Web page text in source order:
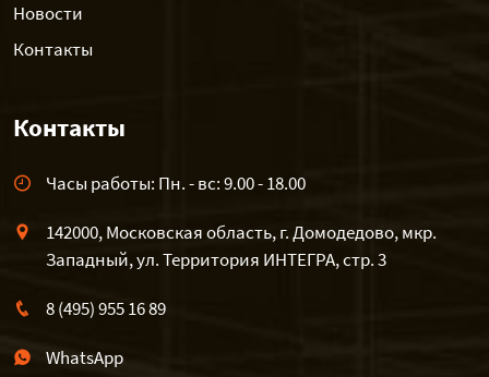
Новости
Контакты
Контакты
Часы работы: Пн. - вс: 9.00 - 18.00
142000, Московская область, г. Домодедово, мкр.
Западный, ул. Территория ИНТЕГРА, стр. 3
8 (495) 955 16 89
WhatsApp